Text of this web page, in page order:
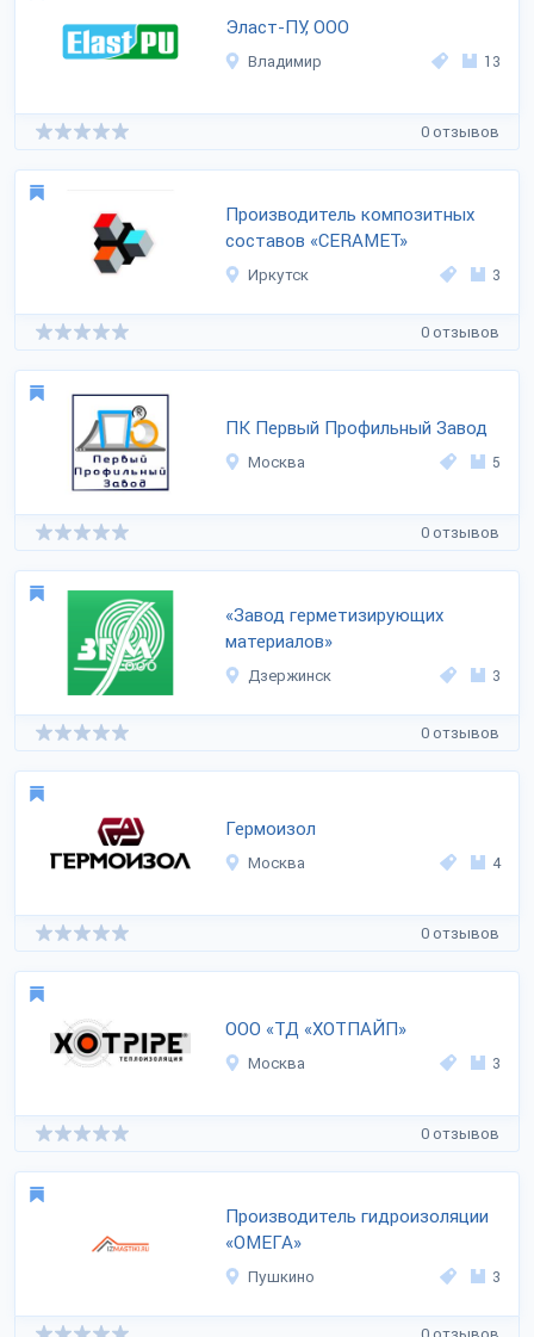
Эласт-ПУ, ООО
Владимир 13
0 отзывов
Производитель композитных
составов «CERAMET»
Иркутск 3
0 отзывов
ПК Первый Профильный Завод
Москва 5
0 отзывов
«Завод герметизирующих
материалов»
Дзержинск 3
0 отзывов
Гермоизол
Москва 4
0 отзывов
ООО «ТД «ХОТПАЙП»
Москва 3
0 отзывов
Производитель гидроизоляции
«ОМЕГА»
Пушкино 3
0 отзывов